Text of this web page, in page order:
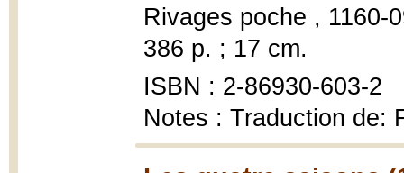
Rivages poche , 1160-
386 p. ; 17 cm.
ISBN : 2-86930-603-2
Notes : Traduction de: